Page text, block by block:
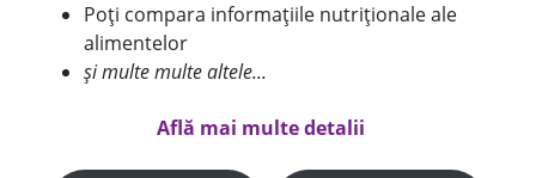
Poți compara informațiile nutriționale ale
alimentelor
și multe multe altele...
Află mai multe detalii